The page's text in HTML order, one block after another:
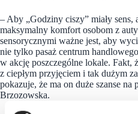
– Aby „Godziny ciszy” miały sens,
maksymalny komfort osobom z
sensorycznymi ważne jest, aby
nie tylko pasaż centrum
w akcję poszczególne lokale. Fakt,
z ciepłym przyjęciem i tak dużym
pokazuje, że ma on duże szanse na
Brzozowska.